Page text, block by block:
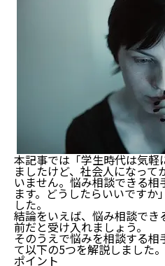
本記事では「学生時代は気
ましたけど、社会人になっ
いません。悩み相談できる
ます。どうしたらいいですか
した。
結論をいえば、悩み相談でき
前だと受け入れましょう。
そのうえで悩みを相談する
て以下の5つを解説しました。
ポイント